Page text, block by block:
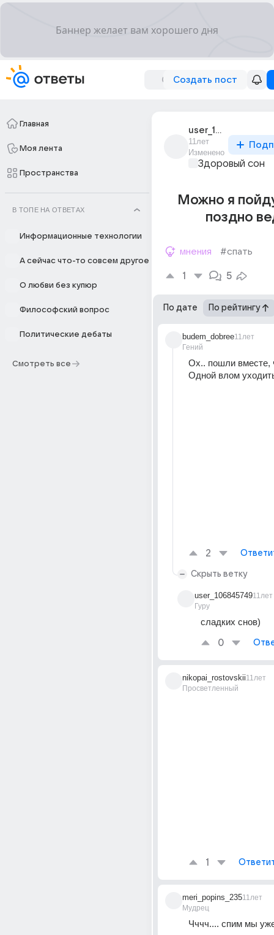
Создать пост
Главная
Моя лента
Пространства
В ТОПЕ НА ОТВЕТАХ
Информационные технологии
А сейчас что-то совсем другое
О любви без купюр
Философский вопрос
Политические дебаты
Смотреть все
user_106845749
11лет
Изменено
Здоровый сон
Можно я
поздно
мнения #спать
1 5
По дате По рейтингу
budem_dobree
Гений
11лет
Ох.. пошли вместе,
Одной влом
2
Скрыть ветку
user_106845749
Гуру
11лет
сладких снов)
0
nikopai_rostovskii
Просветленный
11лет
1
meri_popins_235
Мудрец
11лет
Чччч.... спим мы